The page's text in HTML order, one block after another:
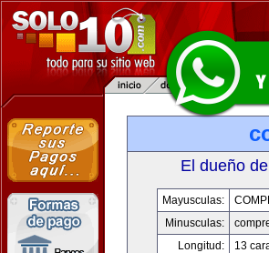
El dueño
Mayusculas:
Minusculas:
Longitud:
13